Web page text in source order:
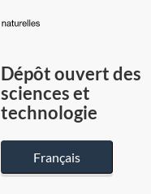
du
Canada
Dépôt ouvert des
sciences et
technologie
Français